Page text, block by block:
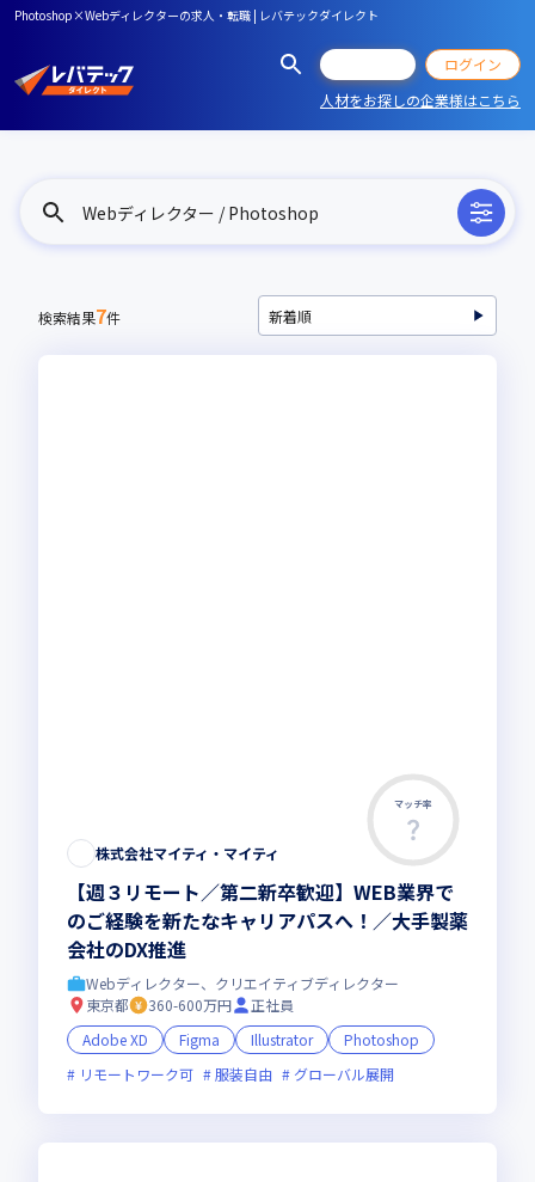
Photoshop×Webディレクターの求人・転職 | レバテックダイレクト
ログイン
人材をお探しの企業様はこちら
Webディレクター / Photoshop
検索結果7件
マッチ率
株式会社マイティ・マイティ
【週３リモート／第二新卒歓迎】WEB業界で
のご経験を新たなキャリアパスへ！／大手製薬
会社のDX推進
Webディレクター、クリエイティブディレクター
東京都
360-600万円
正社員
Adobe XD
Figma Illustrator
Photoshop
リモートワーク可
服装自由 グローバル展開